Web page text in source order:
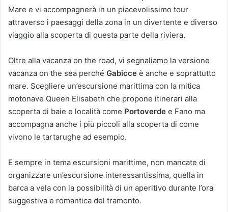
Mare e vi accompagnerà in un piacevolissimo tour
attraverso i paesaggi della zona in un divertente e diverso
viaggio alla scoperta di questa parte della riviera.
Oltre alla vacanza on the road, vi segnaliamo la versione
vacanza on the sea perché Gabicce è anche e soprattutto
mare. Scegliere un’escursione marittima con la mitica
motonave Queen Elisabeth che propone itinerari alla
scoperta di baie e località come Portoverde e Fano ma
accompagna anche i più piccoli alla scoperta di come
vivono le tartarughe ad esempio.
E sempre in tema escursioni marittime, non mancate di
organizzare un’escursione interessantissima, quella in
barca a vela con la possibilità di un aperitivo durante l’ora
suggestiva e romantica del tramonto.